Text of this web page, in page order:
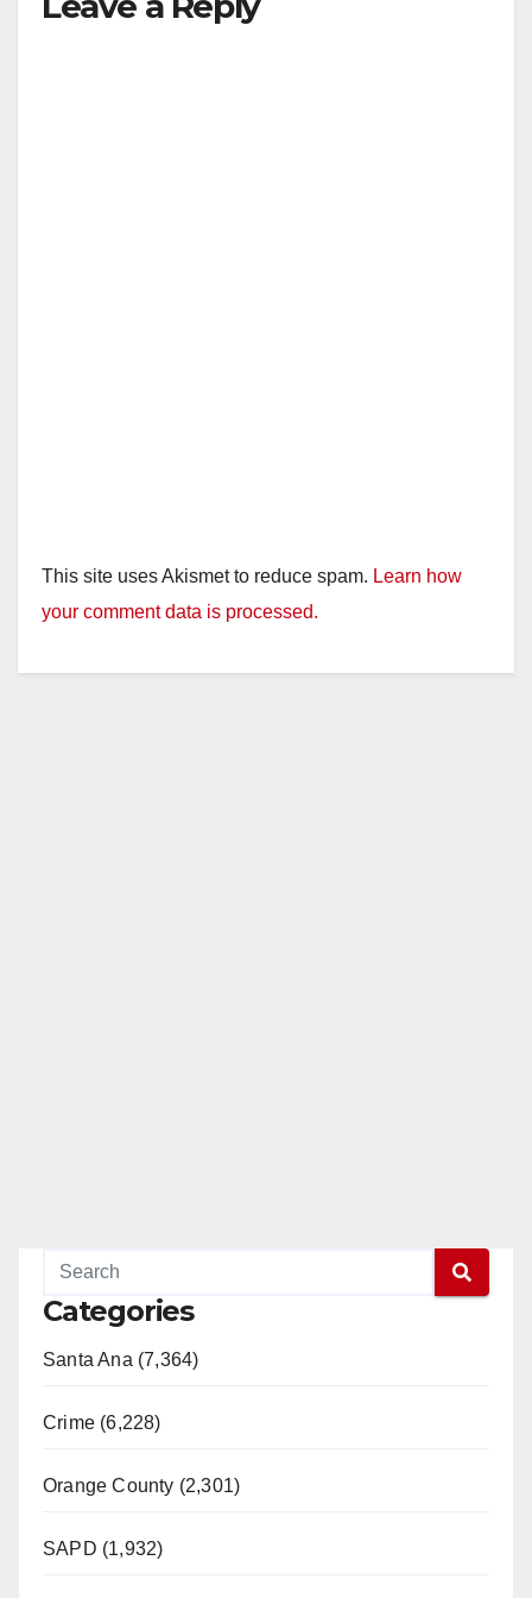
This site uses Akismet to reduce spam. Learn how
your comment data is processed.
Categories
Santa Ana (7,364)
Crime (6,228)
Orange County (2,301)
SAPD (1,932)